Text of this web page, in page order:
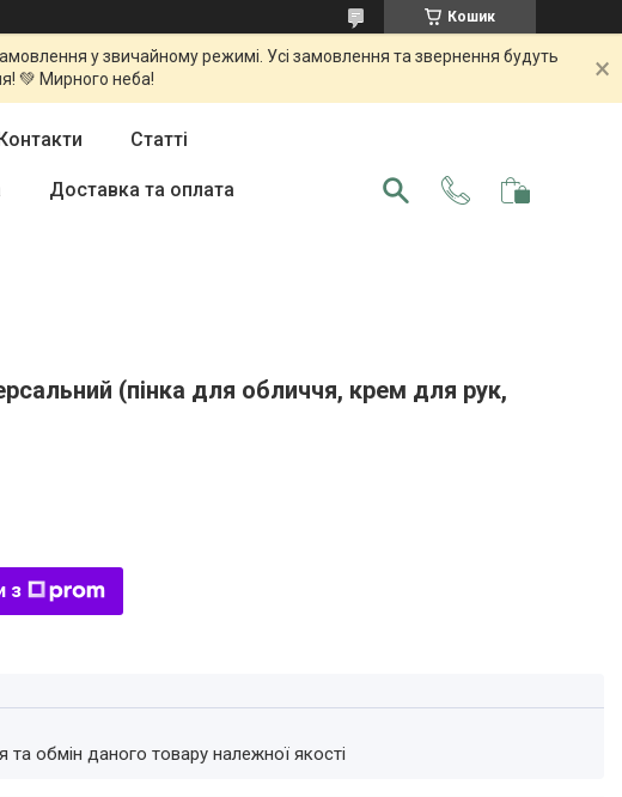
Кошик
у звичайному режимі. Усі замовлення та звернення будуть
💚 Мирного неба!
Статті
Доставка та оплата
(пінка для обличчя, крем для рук,
з
обмін даного товару належної якості